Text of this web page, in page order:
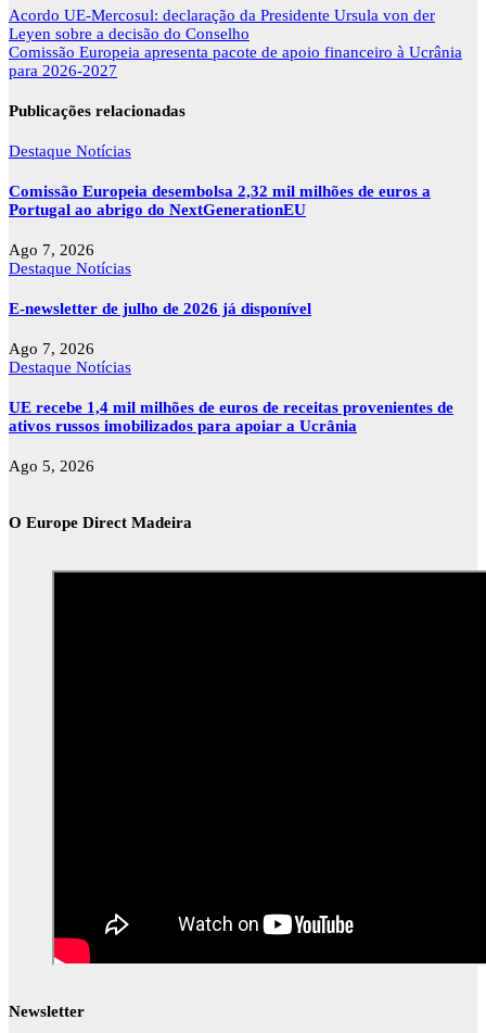
Navegação
de
artigos
Acordo UE-Mercosul: declaração da Presidente Ursula von der
Leyen sobre a decisão do Conselho
Comissão Europeia apresenta pacote de apoio financeiro à Ucrânia
para 2026-2027
Publicações relacionadas
Destaque Notícias
Comissão Europeia desembolsa 2,32 mil milhões de euros a
Portugal ao abrigo do NextGenerationEU
Ago 7, 2026
Destaque Notícias
E-newsletter de julho de 2026 já disponível
Ago 7, 2026
Destaque Notícias
UE recebe 1,4 mil milhões de euros de receitas provenientes de
ativos russos imobilizados para apoiar a Ucrânia
Ago 5, 2026
O Europe Direct Madeira
Newsletter